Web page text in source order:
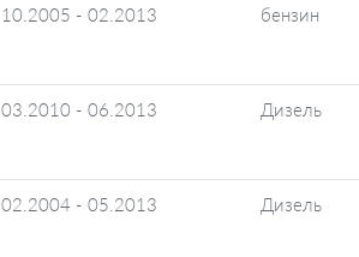
10.2005 - 02.2013 бензин
03.2010 - 06.2013 Дизель
02.2004 - 05.2013 Дизель